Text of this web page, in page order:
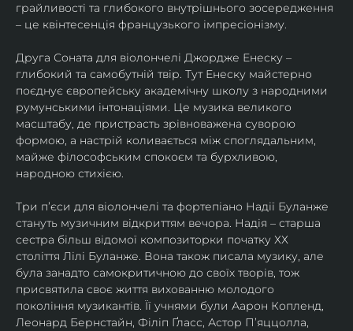
грайливості та глибокого внутрішнього зосередження
– це квінтесенція французького імпресіонізму.
Друга Соната для віолончелі Джордже Енеску –
глибокий та самобутній твір. Тут Енеску майстерно
поєднує європейську академічну школу з народними
румунськими інтонаціями. Це музика великого
масштабу, де пристрасть зрівноважена суворою
формою, а настрій коливається між споглядальним,
майже філософським спокоєм та бурхливою,
народною стихією.
Три п’єси для віолончелі та фортепіано Надії Буланже
стануть музичним відкриттям вечора. Надія – старша
сестра більш відомої композиторки початку ХХ
століття Лілі Буланже. Вона також писала музику, але
була занадто самокритичною до своїх творів, тож
присвятила своє життя вихованню молодого
покоління музикантів. Її учнями були Аарон Копленд,
Леонард Бернстайн, Філіп Ґласс, Астор П’яццолла,